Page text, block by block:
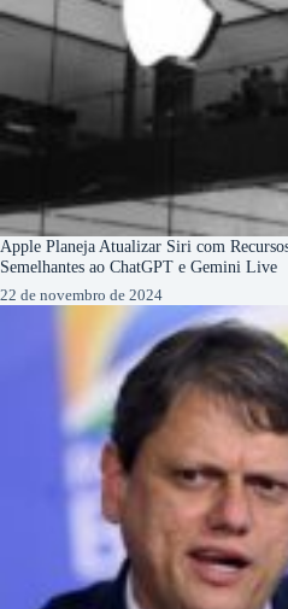
Apple Planeja Atualizar Siri com
Semelhantes ao ChatGPT e Gemini Live
22 de novembro de 2024